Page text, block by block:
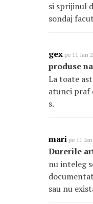
si sprijinul
sondaj
gex pe 11 Ian
produse
La toate
atunci praf
s.
mari pe 11
Durerile
nu inteleg
sau nu